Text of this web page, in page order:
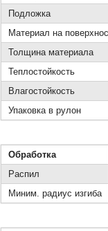
Подложка
Материал на
Толщина материала
Теплостойкость
Влагостойкость
Упаковка в рулон
Обработка
Распил
Миним. радиус изгиба